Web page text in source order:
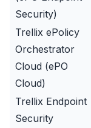
Security)
Trellix ePolicy
Orchestrator
Cloud (ePO
Cloud)
Trellix Endpoint
Security